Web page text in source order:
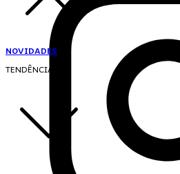
NOVIDADES
TENDÊNCIAS